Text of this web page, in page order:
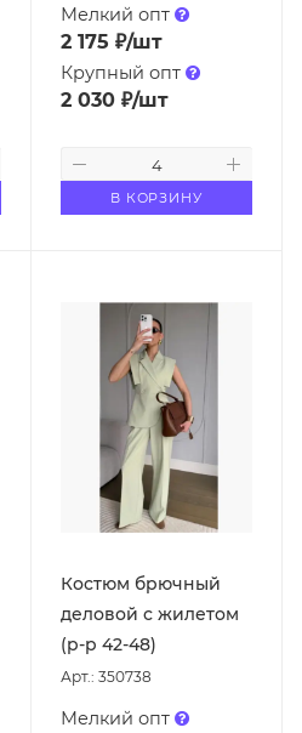
Мелкий опт
2 175 ₽/шт
Крупный опт
2 030₽/шт
В КОРЗИНУ
Костюм брючный
деловой с жилетом
(р-р 42-48)
Арт.: 350738
Мелкий опт